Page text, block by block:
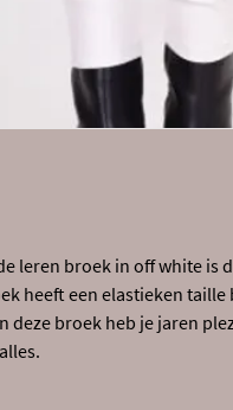
leren broek in off white is
heeft een elastieken
deze broek heb je jaren